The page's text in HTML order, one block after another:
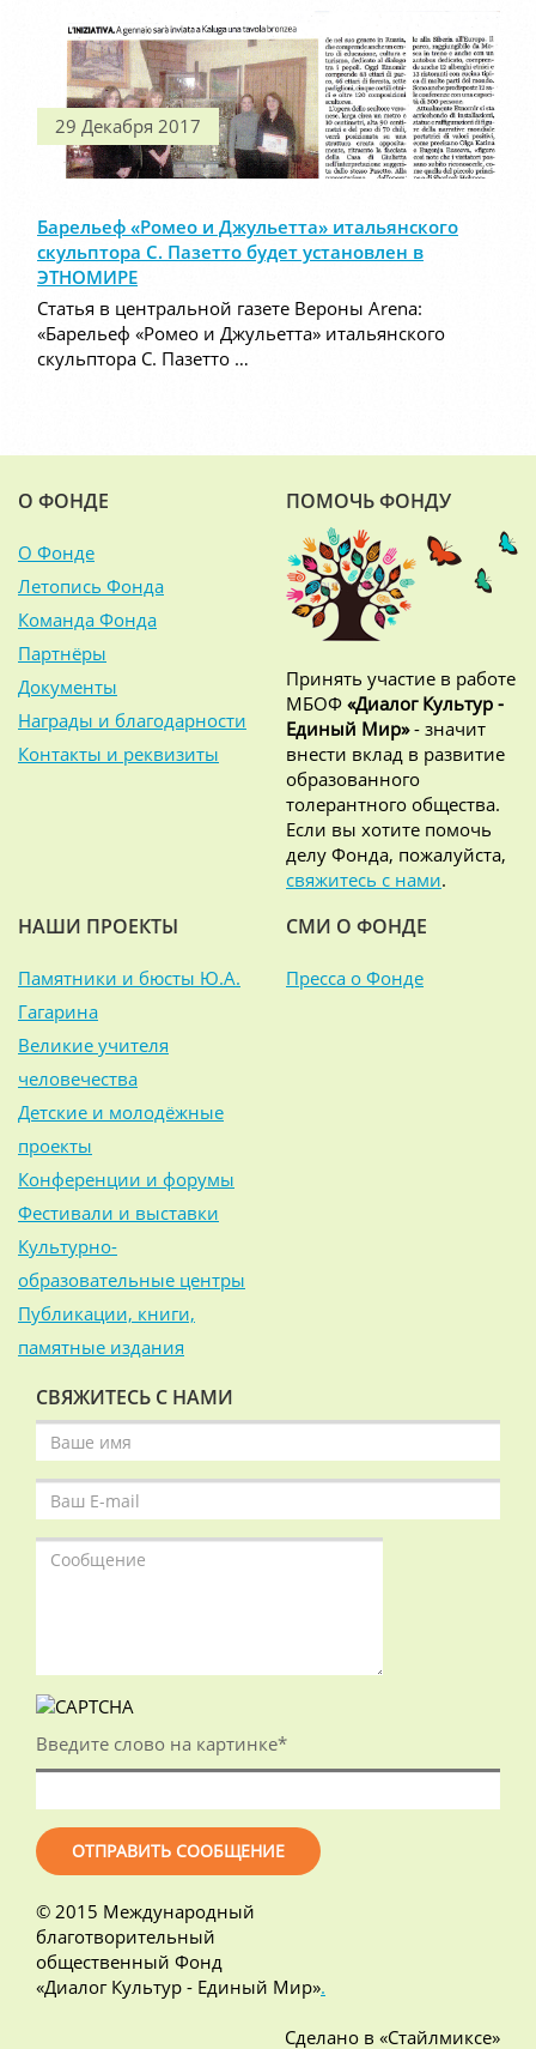
29 Декабря 2017
Барельеф «Ромео и Джульетта» итальянского
скульптора С. Пазетто будет установлен в
ЭТНОМИРЕ
Статья в центральной газете Вероны Arena:
«Барельеф «Ромео и Джульетта» итальянского
скульптора С. Пазетто …
О ФОНДЕ
О Фонде
Летопись Фонда
Команда Фонда
Партнёры
Документы
Награды и благодарности
Контакты и реквизиты
ПОМОЧЬ ФОНДУ
Принять участие в работе
МБОФ «Диалог Культур -
Единый Мир»- значит
внести вклад в развитие
образованного
толерантного общества.
Если вы хотите помочь
делу Фонда, пожалуйста,
свяжитесь с нами.
НАШИ ПРОЕКТЫ
Памятники и бюсты Ю.А.
Гагарина
Великие учителя
человечества
Детские и молодёжные
проекты
Конференции и форумы
Фестивали и выставки
Культурно-
образовательные центры
Публикации, книги,
памятные издания
СМИ О ФОНДЕ
Пресса о Фонде
СВЯЖИТЕСЬ С НАМИ
Введите слово на картинке*
© 2015 Международный
благотворительный
общественный Фонд
«Диалог Культур - Единый Мир».
Сделано в «Стайлмиксе»